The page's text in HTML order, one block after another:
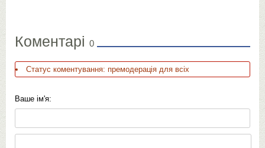
Коментарі 0
Статус коментування: премодерація для всіх
Ваше ім'я: